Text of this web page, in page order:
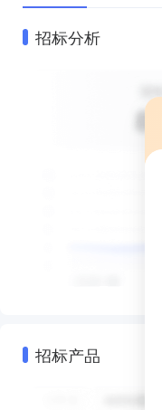
招标分析
招标产品